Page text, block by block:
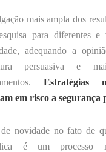
mais ampla dos
para diferentes e
adequando a
persuasiva e
Estratégias
em risco a segurança
novidade no fato de
é um processo